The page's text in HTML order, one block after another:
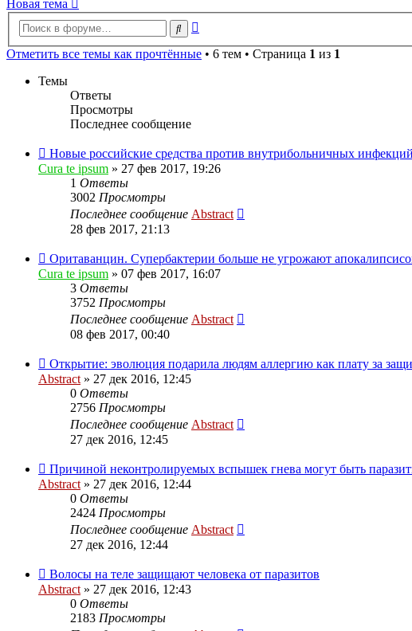
Новая тема
Поиск
Отметить все темы как прочтённые • 6 тем • Страница 1 из 1
Темы
Ответы
Просмотры
Последнее сообщение
Новые российские средства против внутрибольничных инфекций
Cura te ipsum » 27 фев 2017, 19:26
1 Ответы
3002 Просмотры
Последнее сообщение Abstract
28 фев 2017, 21:13
Оритаванцин. Супербактерии больше не угрожают
Cura te ipsum » 07 фев 2017, 16:07
3 Ответы
3752 Просмотры
Последнее сообщение Abstract
08 фев 2017, 00:40
Открытие: эволюция подарила людям аллергию как плату за
Abstract » 27 дек 2016, 12:45
0 Ответы
2756 Просмотры
Последнее сообщение Abstract
27 дек 2016, 12:45
Причиной неконтролируемых вспышек гнева могут быть
Abstract » 27 дек 2016, 12:44
0 Ответы
2424 Просмотры
Последнее сообщение Abstract
27 дек 2016, 12:44
Волосы на теле защищают человека от паразитов
Abstract » 27 дек 2016, 12:43
0 Ответы
2183 Просмотры